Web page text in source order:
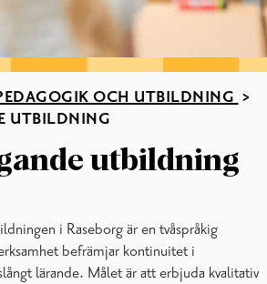
OCH UTBILDNING >
UTBILDNING
utbildning
i Raseborg är en tvåspråkig
befrämjar kontinuitet i
lärande. Målet är att erbjuda kvalitativ